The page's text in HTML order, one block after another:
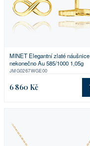
MINET Elegantní zlaté náušnice
nekonečno Au 585/1000 1,05g
JMG0267WGE00
6 860 Kč